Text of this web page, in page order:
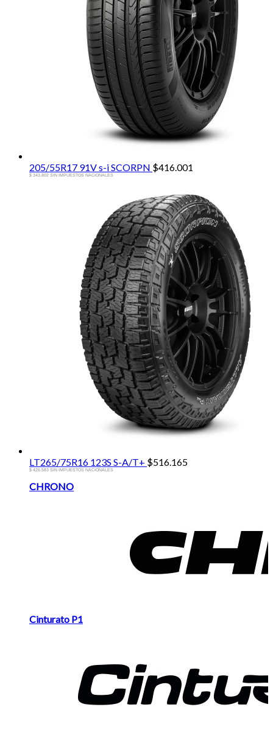
205/55R17 91V s-i SCORPN $416.001
$ 343.802 SIN IMPUESTOS NACIONALES
LT265/75R16 123S S-A/T+ $516.165
$ 426.583 SIN IMPUESTOS NACIONALES
Brands
CHRONO
Cinturato P1